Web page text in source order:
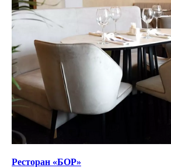
Ресторан «БОР»